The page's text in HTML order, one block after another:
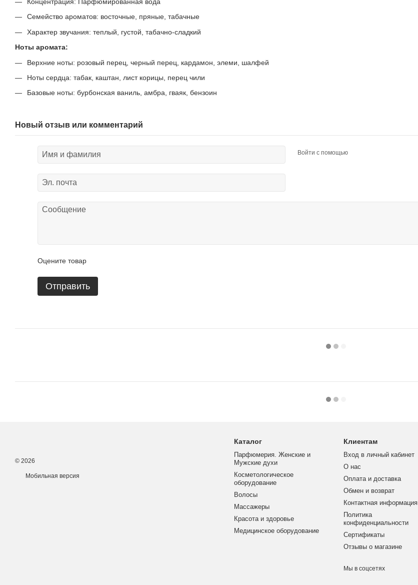
Семейство ароматов: восточные, пряные, табачные
Характер звучания: теплый, густой, табачно-сладкий
Ноты аромата:
Верхние ноты: розовый перец, черный перец, кардамон, элеми, шалфей
Ноты сердца: табак, каштан, лист корицы, перец чили
Базовые ноты: бурбонская ваниль, амбра, гваяк, бензоин
Новый отзыв или комментарий
Войти с помощью
Оцените товар
Отправить
© 2026
Мобильная версия
Каталог
Парфюмерия. Женские и
Мужские духи
Косметологическое
оборудование
Волосы
Массажеры
Красота и здоровье
Медицинское оборудование
Клиентам
Вход в личный кабинет
О нас
Оплата и доставка
Обмен и возврат
Контактная информация
Политика
конфиденциальности
Сертификаты
Отзывы о магазине
Мы в соцсетях